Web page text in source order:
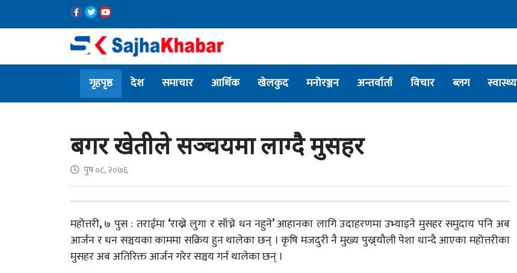
गृहपृष्ठ देश समाचार आर्थिक खेलकुद मनोरञ्जन अन्तर्वार्ता विचार ब्लग स्वास्थ्य
बगर खेतीले सञ्चयमा लाग्दै मुसहर
पुष ०८, २०७६
महोत्तरी,७ पुस : तराईमा ‘राख्ने लुगा र साँच्ने धन नहुने’आहानका लागि उदाहरणमा उभ्याइने मुसहर समुदाय पनि अब
आर्जन र धन सञ्चयका काममा सक्रिय हुन थालेका छन् । कृषि मजदुरी नै मुख्य पुख्र्यौली पेशा धान्दै आएका महोत्तरीका
मुसहर अब अतिरिक्त आर्जन गरेर सञ्चय गर्न थालेका छन् ।